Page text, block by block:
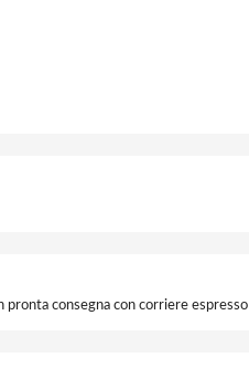
consegna con corriere espresso